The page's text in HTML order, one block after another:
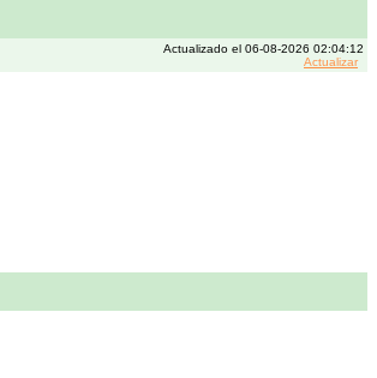
Actualizado el 06-08-2026 02:04:12
Actualizar